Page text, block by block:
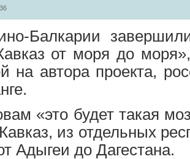
Балкарии
от моря до
на автора проекта,
«это будет такая
из отдельных
Адыгеи до Дагестана.